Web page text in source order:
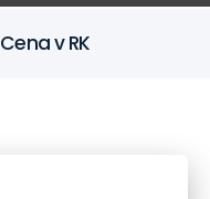
Cena v RK